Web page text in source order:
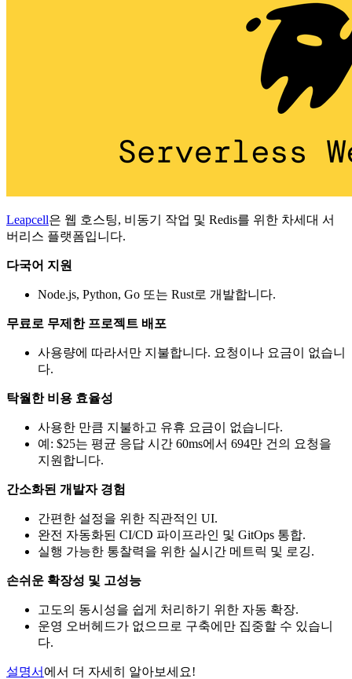
Leapcell은 웹 호스팅, 비동기 작업 및 Redis를 위한 차세대 서
버리스 플랫폼입니다.
다국어 지원
Node.js, Python, Go 또는 Rust로 개발합니다.
무료로 무제한 프로젝트 배포
사용량에 따라서만 지불합니다. 요청이나 요금이 없습니
다.
탁월한 비용 효율성
사용한 만큼 지불하고 유휴 요금이 없습니다.
예: $25는 평균 응답 시간 60ms에서 694만 건의 요청을
지원합니다.
간소화된 개발자 경험
간편한 설정을 위한 직관적인 UI.
완전 자동화된 CI/CD 파이프라인 및 GitOps 통합.
실행 가능한 통찰력을 위한 실시간 메트릭 및 로깅.
손쉬운 확장성 및 고성능
고도의 동시성을 쉽게 처리하기 위한 자동 확장.
운영 오버헤드가 없으므로 구축에만 집중할 수 있습니
다.
설명서 에서 더 자세히 알아보세요!